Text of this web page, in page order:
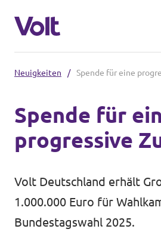
Website von Volt NRW
Volt vor Ort in NRW
Volt in Deutschland
Website
Programm
Über Volt
Menschen
Neuigkeiten / Spende für eine
Spende für
progressive
Volt Deutschland erhält
1.000.000 Euro für
Bundestagswahl 2025.